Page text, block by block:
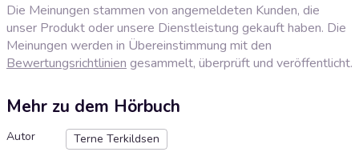
Die Meinungen stammen von angemeldeten Kunden, die
unser Produkt oder unsere Dienstleistung gekauft haben. Die
Meinungen werden in Übereinstimmung mit den
Bewertungsrichtlinien gesammelt, überprüft und veröffentlicht.
Mehr zu dem Hörbuch
Autor
Terne Terkildsen